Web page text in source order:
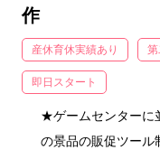
作
産休育休実績あり 第
即日スタート
★ゲームセンターに
の景品の販促ツー